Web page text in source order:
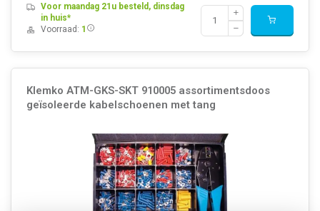
Voor maandag 21u besteld, dinsdag
in huis*
Voorraad: 1
Klemko ATM-GKS-SKT 910005 assortimentsdoos
geïsoleerde kabelschoenen met tang